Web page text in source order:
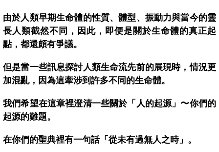
由於人類早期生命體的性質、體型、振動力與當今的靈
長人類截然不同， 因此，即便是關於生命體的真正起
點，都還頗有爭議。
但是當一些訊息探討人類生命流先前的展現時，情況更
加混亂， 因為這牽涉到許多不同的生命體。
我們希望在這章裡澄清一些關於「人的起源」〜你們的
起源的難題。
在你們的聖典裡有一句話「從未有過無人之時」。